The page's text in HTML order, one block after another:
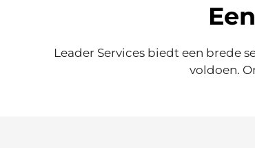
Een
Leader Services biedt een brede
voldoen.